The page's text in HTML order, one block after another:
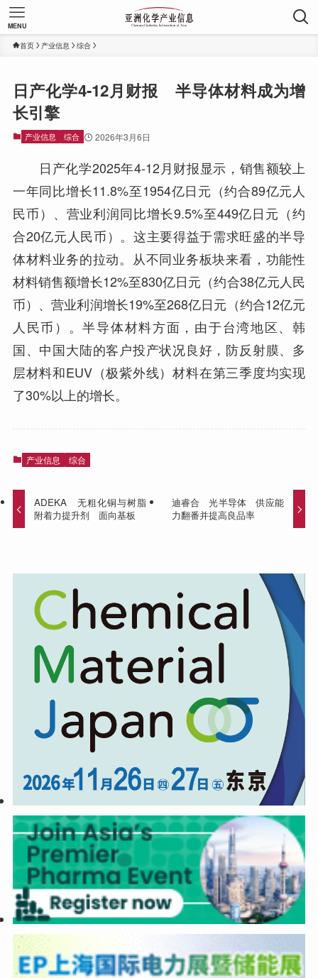
MENU
首页 产业信息 综合
日产化学4-12月财报 半导体材料成为增
长引擎
产业信息 综合 2026年3月6日
日产化学2025年4-12月财报显示，销售额较上
一年同比增长11.8%至1954亿日元（约合89亿元人
民币）、营业利润同比增长9.5%至449亿日元（约
合20亿元人民币）。这主要得益于需求旺盛的半导
体材料业务的拉动。从不同业务板块来看，功能性
材料销售额增长12%至830亿日元（约合38亿元人民
币）、营业利润增长19%至268亿日元（约合12亿元
人民币）。半导体材料方面，由于台湾地区、韩
国、中国大陆的客户投产状况良好，防反射膜、多
层材料和EUV（极紫外线）材料在第三季度均实现
了30%以上的增长。
产业信息 综合
ADEKA 无粗化铜与树脂
附着力提升剂 面向基板
迪睿合 光半导体 供应能
力翻番并提高良品率